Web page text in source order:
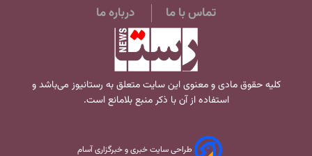
تماس با ما درباره ما
کلیه حقوق مادی و معنوی این سایت متعلق به رستانیوز می‌باشد و
استفاده از آن با ذکر منبع بلامانع است.
طراحی سایت خبری و خبرگزاری آسام